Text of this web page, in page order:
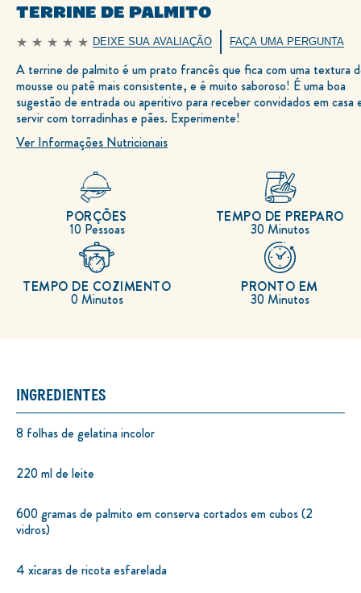
TERRINE DE PALMITO
Nenhuma
enviada
para
este
DEIXE SUA AVALIAÇÃO FAÇA UMA PERGUNTA
A terrine de palmito é um prato francês que fica com uma textura
mousse ou patê mais consistente, e é muito saboroso! É uma boa
sugestão de entrada ou aperitivo para receber convidados em casa
servir com torradinhas e pães. Experimente!
Ver Informações Nutricionais
10 Pessoas
PORÇÕES
30 Minutos
TEMPO DE PREPARO
0 Minutos
TEMPO DE COZIMENTO
30 Minutos
PRONTO EM
INGREDIENTES
8 folhas de gelatina incolor
220 ml de leite
600 gramas de palmito em conserva cortados em cubos (2
vidros)
4 xícaras de ricota esfarelada